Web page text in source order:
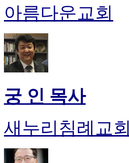
진
후
대
출
후
기
아
센
웹
토
미
아름다운교회
궁 인 목사
새누리침례교회